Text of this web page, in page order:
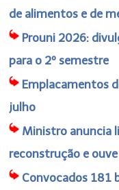
de alimentos e de
Prouni 2026:
para o 2º semestre
Emplacamentos
julho
Ministro anuncia
reconstrução e
Convocados 181